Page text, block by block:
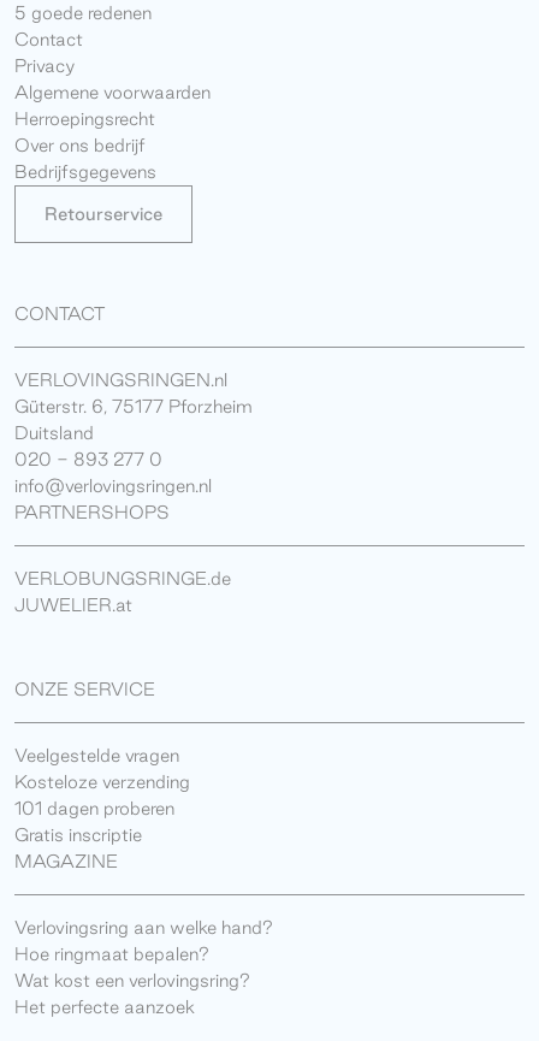
5 goede redenen
Contact
Privacy
Algemene voorwaarden
Herroepingsrecht
Over ons bedrijf
Bedrijfsgegevens
Retourservice
CONTACT
VERLOVINGSRINGEN.nl
Güterstr. 6, 75177 Pforzheim
Duitsland
020 - 893 277 0
info@verlovingsringen.nl
PARTNERSHOPS
VERLOBUNGSRINGE.de
JUWELIER.at
ONZE SERVICE
Veelgestelde vragen
Kosteloze verzending
101 dagen proberen
Gratis inscriptie
MAGAZINE
Verlovingsring aan welke hand?
Hoe ringmaat bepalen?
Wat kost een verlovingsring?
Het perfecte aanzoek